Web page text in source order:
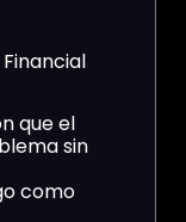
que el
sin
como